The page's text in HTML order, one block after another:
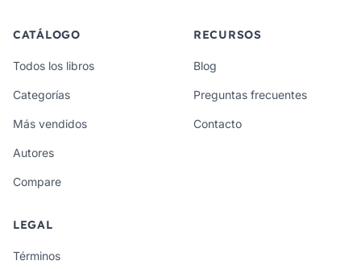
CATÁLOGO
Todos los libros
Categorías
Más vendidos
Autores
Compare
RECURSOS
Blog
Preguntas frecuentes
Contacto
LEGAL
Términos